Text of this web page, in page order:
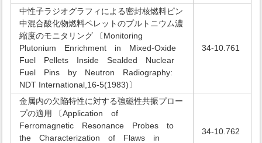
中性子ラジオグラフィによる密封核燃料ピン
中混合酸化物燃料ペレットのプルトニウム濃
縮度のモニタリング 〔Monitoring
Plutonium Enrichment in Mixed-Oxide
Fuel Pellets Inside Sealded Nuclear
Fuel Pins by Neutron Radiography:
NDT International,16-5(1983)〕
34-10.761
金属内の欠陥特性に対する強磁性共振プロー
プの適用 〔Application of
Ferromagnetic Resonance Probes to
the Characterization of Flaws in
34-10.762